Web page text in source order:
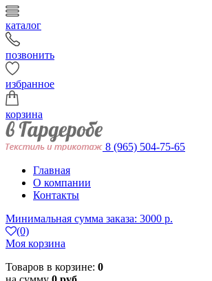
каталог
позвонить
избранное
корзина
8 (965) 504-75-65
Главная
О компании
Контакты
Минимальная сумма заказа: 3000 р.
(0)
Моя корзина
Товаров в корзине: 0